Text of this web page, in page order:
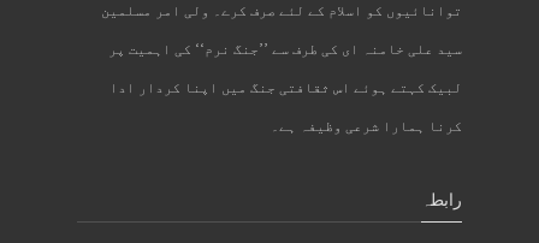
توانائیوں کو اسلام کے لئے صرف کرے۔ ولی امر مسلمین
سید علی خامنہ ای کی طرف سے ’’جنگ نرم‘‘ کی اہمیت پر
لبیک کہتے ہوئے اس ثقافتی جنگ میں اپنا کردار ادا
کرنا ہمارا شرعی وظیفہ ہے۔
رابطہ